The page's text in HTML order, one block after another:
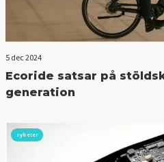
5 dec 2024
Ecoride satsar på
generation
nyheter